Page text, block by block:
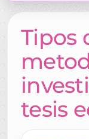
Tipos
tesis